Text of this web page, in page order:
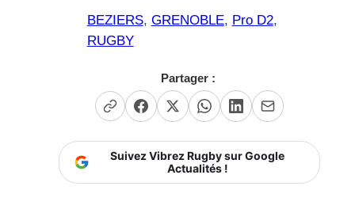
BEZIERS, GRENOBLE, Pro D2
RUGBY
Partager :
Suivez Vibrez Rugby sur Google
Actualités !